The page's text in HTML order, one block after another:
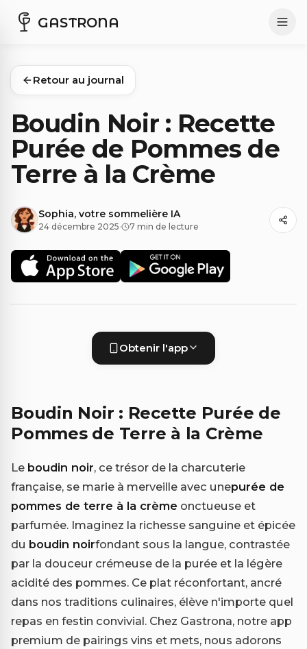
GASTRONA
Retour au journal
Boudin Noir : Recette
Purée de Pommes de
Terre à la Crème
Sophia, votre sommelière IA
24 décembre 2025· 7 min de lecture
Obtenir l'app
Boudin Noir : Recette Purée de
Pommes de Terre à la Crème
Le boudin noir, ce trésor de la charcuterie
française, se marie à merveille avec unepurée de
pommes de terre à la crème onctueuse et
parfumée. Imaginez la richesse sanguine et épicée
du boudin noirfondant sous la langue, contrastée
par la douceur crémeuse de la purée et la légère
acidité des pommes. Ce plat réconfortant, ancré
dans nos traditions culinaires, élève n'importe quel
repas en festin convivial. Chez Gastrona, notre app
premium de pairings vins et mets, nous adorons